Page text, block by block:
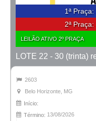
1ª Praça:
2ª Praça:
LEILÃO ATIVO 2º PRAÇA
2603
Belo Horizonte, MG
Início:
Término: 13/08/2026